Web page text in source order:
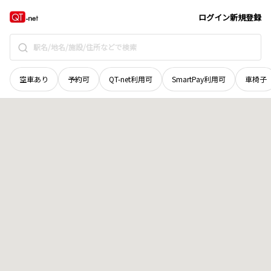
ログイン新規登録
空車あり 予約可 QT-net利用可 SmartPay利用可 車椅子
岡山県